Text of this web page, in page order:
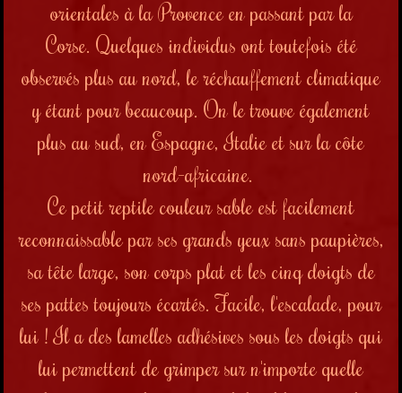
orientales à la Provence en passant par la
Corse. Quelques individus ont toutefois été
observés plus au nord, le réchauffement climatique
y étant pour beaucoup. On le trouve également
plus au sud, en Espagne, Italie et sur la côte
nord-africaine.
Ce petit reptile couleur sable est facilement
reconnaissable par ses grands yeux sans paupières,
sa tête large, son corps plat et les cinq doigts de
ses pattes toujours écartés. Facile, l'escalade, pour
lui ! Il a des lamelles adhésives sous les doigts qui
lui permettent de grimper sur n'importe quelle